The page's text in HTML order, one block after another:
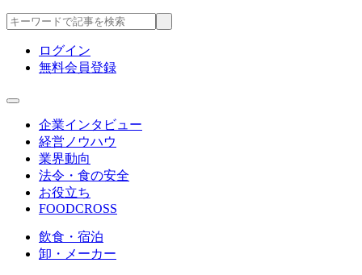
ログイン
無料会員登録
企業インタビュー
経営ノウハウ
業界動向
法令・食の安全
お役立ち
FOODCROSS
飲食・宿泊
卸・メーカー